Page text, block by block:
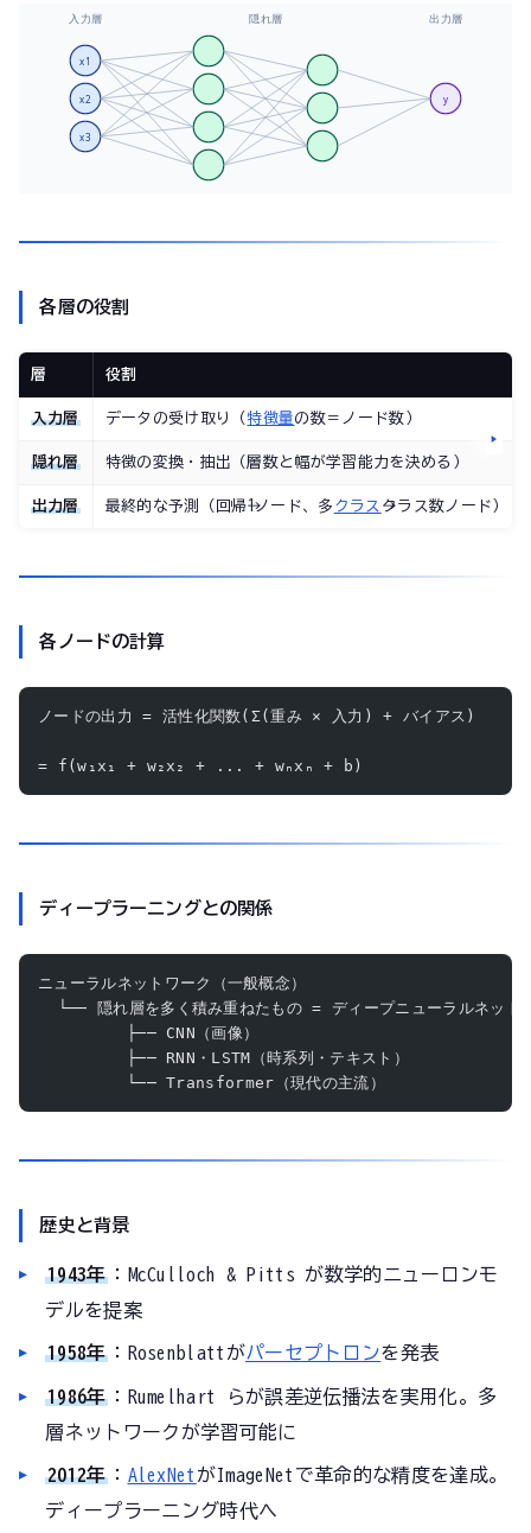
入力層 隠れ層 出力層
x1
x2
x3
y
各層の役割
層 役割
入力層 データの受け取り（特徴量の数＝ノード数）
隠れ層 特徴の変換・抽出（層数と幅が学習能力を決める）
出力層 最終的な予測（回帰→1ノード、多 クラス →クラス数ノード）
各ノードの計算
ノードの出力 = 活性化関数(Σ(重み × 入力) + バイアス)
= f(w₁x₁ + w₂x₂ + ... + wₙxₙ + b)
ディープラーニングとの関係
ニューラルネットワーク（一般概念）
└── 隠れ層を多く積み重ねたもの = ディープニューラルネット
         ├── CNN（画像）
         ├── RNN・LSTM（時系列・テキスト）
         └── Transformer（現代の主流）
歴史と背景
1943年 ：McCulloch & Pitts が数学的ニューロンモ
デルを提案
1958年 ：Rosenblattがパーセプトロンを発表
1986年 ：Rumelhart らが誤差逆伝播法を実用化。多
層ネットワークが学習可能に
2012年 ： AlexNet がImageNetで革命的な精度を達成。
ディープラーニング時代へ